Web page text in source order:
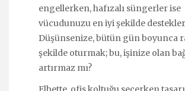
engellerken, hafızalı süngerler ise
vücudunuzu en iyi şekilde
Düşünsenize, bütün gün boyunca
şekilde oturmak; bu, işinize olan
artırmaz mı?